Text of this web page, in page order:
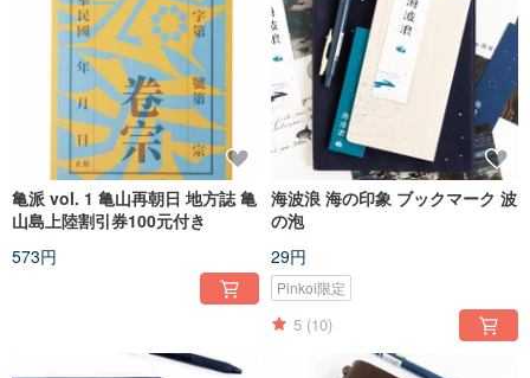
亀派 vol. 1 亀山再朝日 地方誌 亀
山島上陸割引券100元付き
573円
海波浪 海の印象 ブックマーク 波
の泡
29円
Pinkoi限定
5 (10)